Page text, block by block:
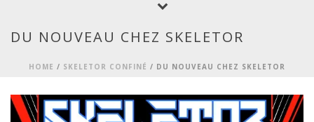
DU NOUVEAU CHEZ SKELETOR
HOME / SKELETOR CONFINÉ / DU NOUVEAU CHEZ SKELETOR